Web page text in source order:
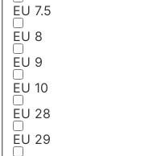
EU 7.5
EU 8
EU 9
EU 10
EU 28
EU 29